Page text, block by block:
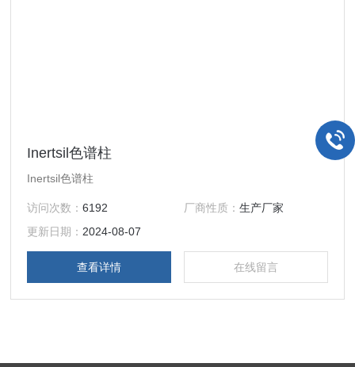
Inertsil色谱柱
Inertsil色谱柱
访问次数：6192 厂商性质： 生产厂家
更新日期： 2024-08-07
查看详情 在线留言